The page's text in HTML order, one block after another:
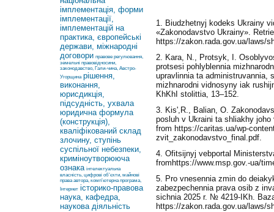
імплементація, форми
імплементації,
імплементацій на
практика, європейські
держави, міжнародні
договори правове регулювання,
земельні правовідносини,
законодавство, Гали-чина, Австро-
Угорщина рішення,
виконання,
юрисдикція,
підсудність, ухвала
юридична формула
(конструкція),
кваліфікований склад
злочину, ступінь
суспільної небезпеки,
криміноутворююча
ознака інтелектуальна
власність, цифрові об’єкти, майнові
права автора, комп’ютерна програма,
Інтернет історико-правова
наука, кафедра,
наукова діяльність
1. Biudzhetnyj kodeks Ukrainy
«Zakonodavstvo Ukrainy».
https://zakon.rada.gov.ua/laws/
2. Kara, N., Protsyk, I.
protsesi pohlyblennia
upravlinnia ta administruvannia,
mizhnarodni vidnosyny iak
KhKhI stolittia, 13–152.
3. Kis',R., Balian, O.
posluh v Ukraini ta shliakhy
from https://caritas.ua/wp-
zvit_zakonodavstvo_final.pdf.
4. Ofitsijnyj vebportal
fromhttps://www.msp.gov.-ua/
5. Pro vnesennia zmin do
zabezpechennia prava osib z
sichnia 2025 r. № 4219-IKh.
https://zakon.rada.gov.ua/laws/